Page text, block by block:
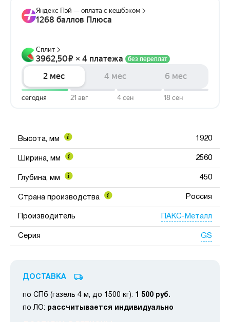
Высота, мм 1920
Ширина, мм 2560
Глубина, мм 450
Страна производства Россия
Производитель ПАКС-Металл
Серия GS
ДОСТАВКА
по СПб (газель 4 м, до 1500 кг): 1 500 руб.
по ЛО: рассчитывается индивидуально